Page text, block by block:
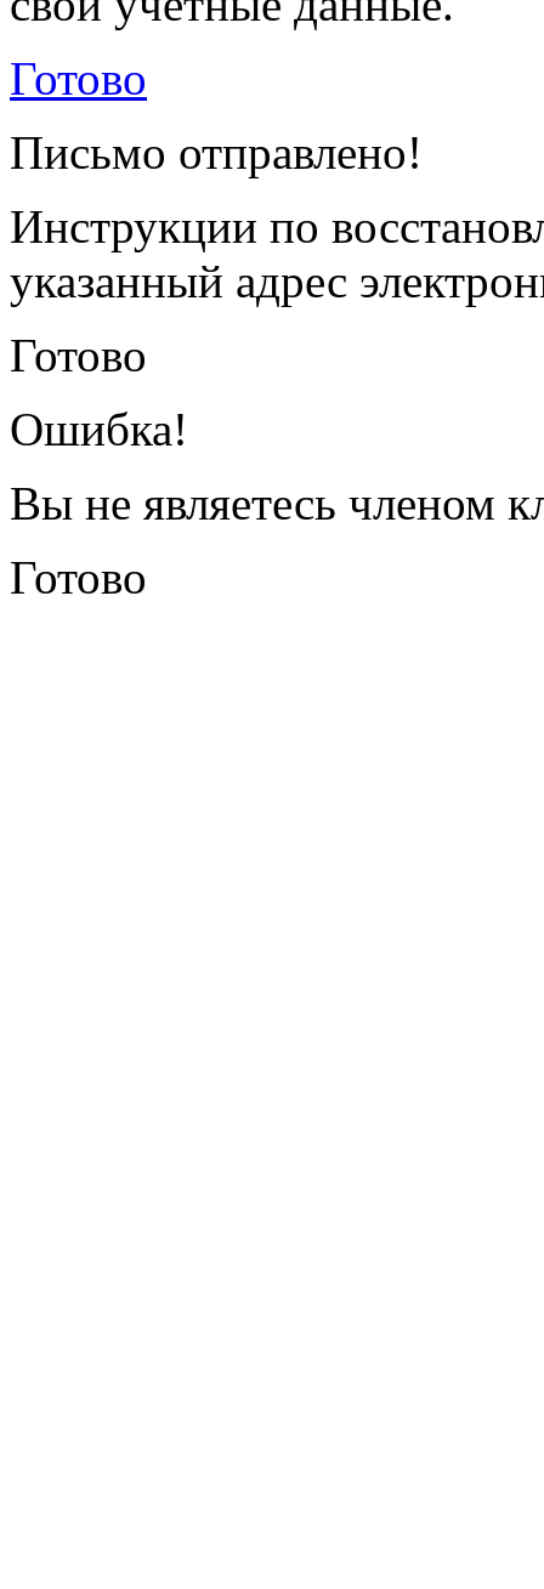
Готово
Письмо отправлено!
Инструкции по
указанный адрес
Готово
Ошибка!
Вы не являетесь членом
Готово